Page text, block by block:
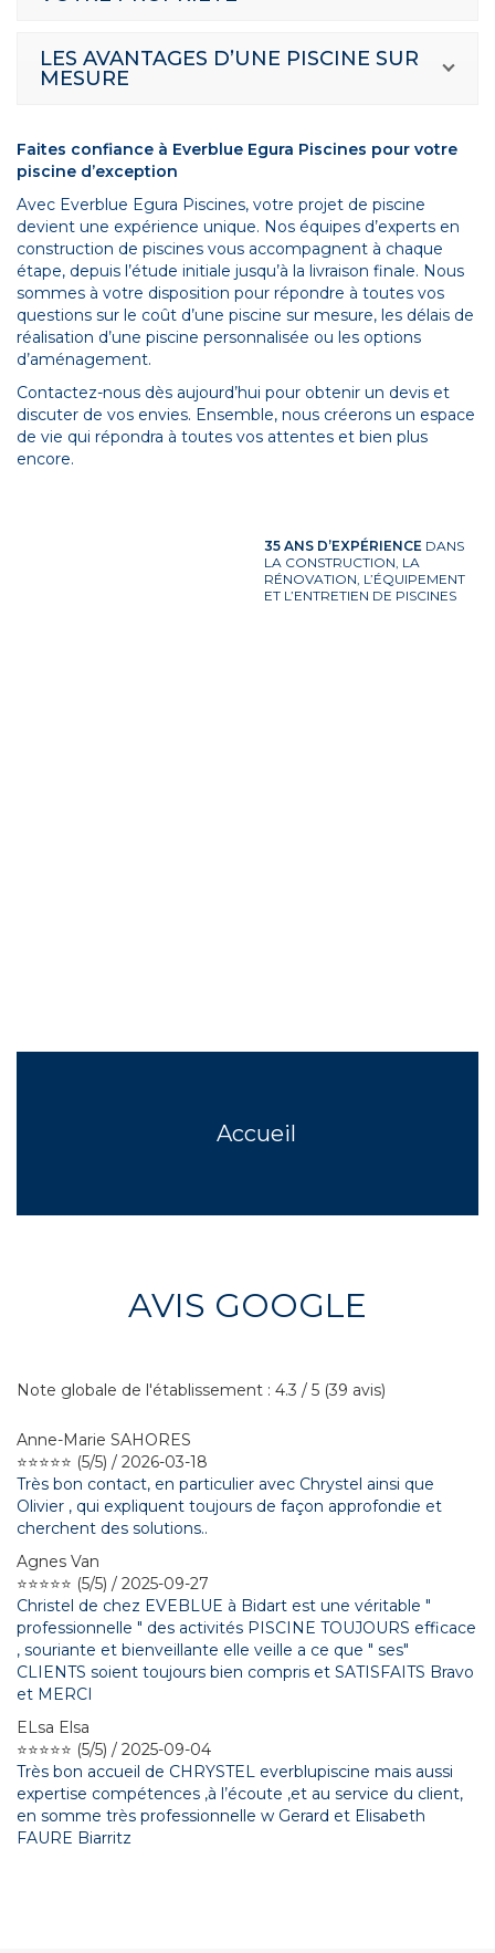
LES AVANTAGES D’UNE PISCINE SUR
MESURE
Faites confiance à Everblue Egura Piscines pour votre
piscine d’exception
Avec Everblue Egura Piscines, votre projet de piscine
devient une expérience unique. Nos équipes d’experts en
construction de piscines vous accompagnent à chaque
étape, depuis l’étude initiale jusqu’à la livraison finale. Nous
sommes à votre disposition pour répondre à toutes vos
questions sur le coût d’une piscine sur mesure, les délais de
réalisation d’une piscine personnalisée ou les options
d’aménagement.
Contactez-nous dès aujourd’hui pour obtenir un devis et
discuter de vos envies. Ensemble, nous créerons un espace
de vie qui répondra à toutes vos attentes et bien plus
encore.
35 ANS D’EXPÉRIENCE DANS
LA CONSTRUCTION, LA
RÉNOVATION, L’ÉQUIPEMENT
ET L’ENTRETIEN DE PISCINES
Accueil
AVIS GOOGLE
Note globale de l'établissement : 4.3 / 5 (39 avis)
Anne-Marie SAHORES
⭐⭐⭐⭐⭐ (5/5) / 2026-03-18
Très bon contact, en particulier avec Chrystel ainsi que
Olivier , qui expliquent toujours de façon approfondie et
cherchent des solutions..
Agnes Van
⭐⭐⭐⭐⭐ (5/5) / 2025-09-27
Christel de chez EVEBLUE à Bidart est une véritable "
professionnelle " des activités PISCINE TOUJOURS efficace
, souriante et bienveillante elle veille a ce que " ses"
CLIENTS soient toujours bien compris et SATISFAITS Bravo
et MERCI
ELsa Elsa
⭐⭐⭐⭐⭐ (5/5) / 2025-09-04
Très bon accueil de CHRYSTEL everblupiscine mais aussi
expertise compétences ,à l’écoute ,et au service du client,
en somme très professionnelle w Gerard et Elisabeth
FAURE Biarritz